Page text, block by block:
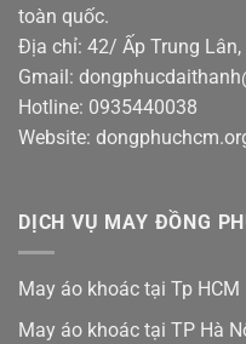
toàn quốc.
Địa chỉ: 42/ Ấp Trung Lân,
Gmail:
Hotline: 0935440038
Website:
DỊCH VỤ MAY ĐỒNG
May áo khoác tại Tp HCM
May áo khoác tại TP Hà